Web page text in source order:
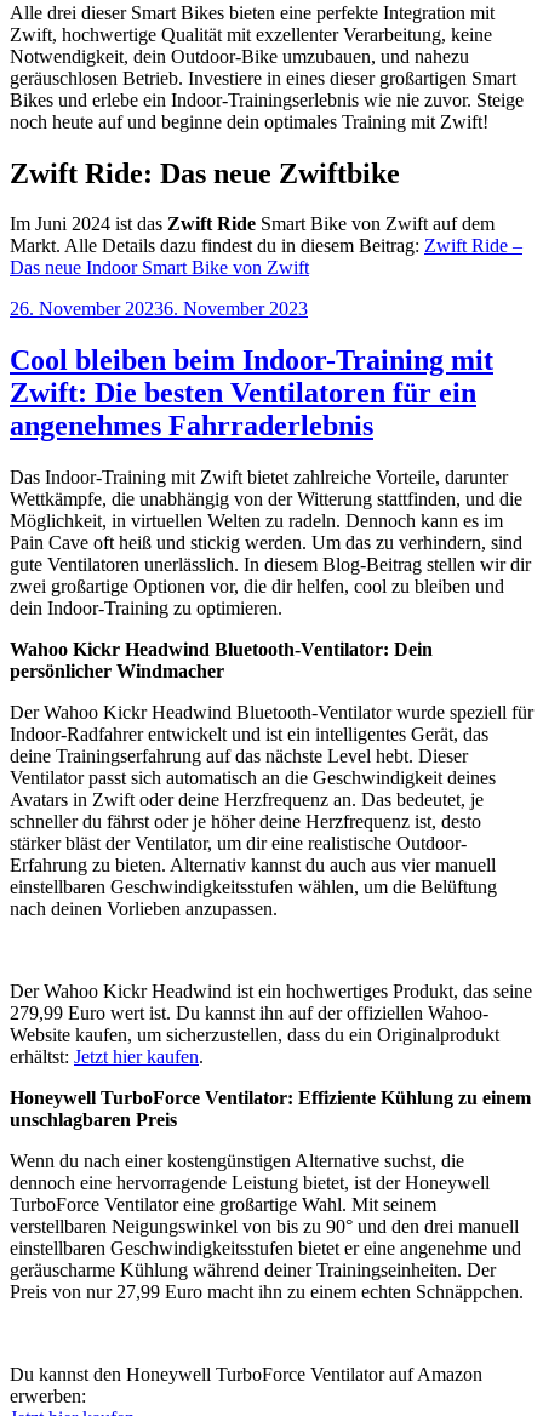
Alle drei dieser Smart Bikes bieten eine perfekte Integration mit
Zwift, hochwertige Qualität mit exzellenter Verarbeitung, keine
Notwendigkeit, dein Outdoor-Bike umzubauen, und nahezu
geräuschlosen Betrieb. Investiere in eines dieser großartigen Smart
Bikes und erlebe ein Indoor-Trainingserlebnis wie nie zuvor. Steige
noch heute auf und beginne dein optimales Training mit Zwift!
Zwift Ride: Das neue Zwiftbike
Im Juni 2024 ist das Zwift Ride Smart Bike von Zwift auf dem
Markt. Alle Details dazu findest du in diesem Beitrag: Zwift Ride –
Das neue Indoor Smart Bike von Zwift
Veröffentlicht
26. November 20236. November 2023
Cool bleiben beim Indoor-Training mit
Zwift: Die besten Ventilatoren für ein
angenehmes Fahrraderlebnis
Das Indoor-Training mit Zwift bietet zahlreiche Vorteile, darunter
Wettkämpfe, die unabhängig von der Witterung stattfinden, und die
Möglichkeit, in virtuellen Welten zu radeln. Dennoch kann es im
Pain Cave oft heiß und stickig werden. Um das zu verhindern, sind
gute Ventilatoren unerlässlich. In diesem Blog-Beitrag stellen wir dir
zwei großartige Optionen vor, die dir helfen, cool zu bleiben und
dein Indoor-Training zu optimieren.
Wahoo Kickr Headwind Bluetooth-Ventilator: Dein
persönlicher Windmacher
Der Wahoo Kickr Headwind Bluetooth-Ventilator wurde speziell für
Indoor-Radfahrer entwickelt und ist ein intelligentes Gerät, das
deine Trainingserfahrung auf das nächste Level hebt. Dieser
Ventilator passt sich automatisch an die Geschwindigkeit deines
Avatars in Zwift oder deine Herzfrequenz an. Das bedeutet, je
schneller du fährst oder je höher deine Herzfrequenz ist, desto
stärker bläst der Ventilator, um dir eine realistische Outdoor-
Erfahrung zu bieten. Alternativ kannst du auch aus vier manuell
einstellbaren Geschwindigkeitsstufen wählen, um die Belüftung
nach deinen Vorlieben anzupassen.
Der Wahoo Kickr Headwind ist ein hochwertiges Produkt, das seine
279,99 Euro wert ist. Du kannst ihn auf der offiziellen Wahoo-
Website kaufen, um sicherzustellen, dass du ein Originalprodukt
erhältst: Jetzt hier kaufen.
Honeywell TurboForce Ventilator: Effiziente Kühlung zu einem
unschlagbaren Preis
Wenn du nach einer kostengünstigen Alternative suchst, die
dennoch eine hervorragende Leistung bietet, ist der Honeywell
TurboForce Ventilator eine großartige Wahl. Mit seinem
verstellbaren Neigungswinkel von bis zu 90° und den drei manuell
einstellbaren Geschwindigkeitsstufen bietet er eine angenehme und
geräuscharme Kühlung während deiner Trainingseinheiten. Der
Preis von nur 27,99 Euro macht ihn zu einem echten Schnäppchen.
Du kannst den Honeywell TurboForce Ventilator auf Amazon
erwerben: